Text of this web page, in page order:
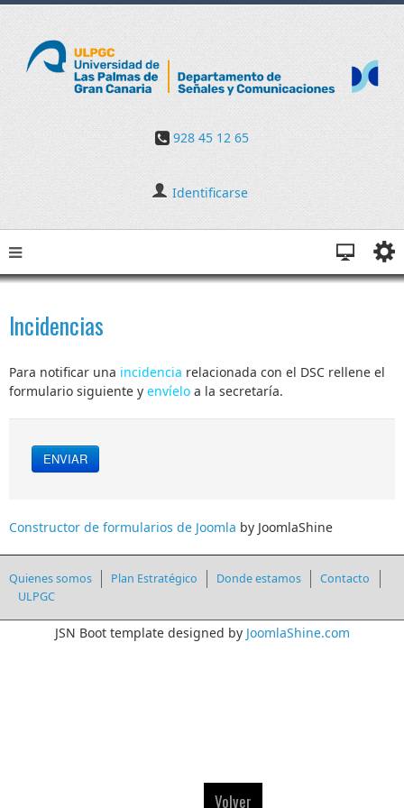
928 45 12 65
Identificarse
Incidencias
Para notificar una incidencia relacionada con el DSC rellene el
formulario siguiente y envíelo a la secretaría.
ENVIAR
Constructor de formularios de Joomla by JoomlaShine
Quienes somos Plan Estratégico Donde estamos
Contacto
ULPGC
Volver
JSN Boot template designed by JoomlaShine.com